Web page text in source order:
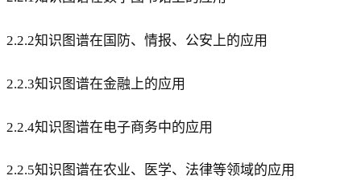
2.2.2知识图谱在国防、情报、公安上的应用
2.2.3知识图谱在金融上的应用
2.2.4知识图谱在电子商务中的应用
2.2.5知识图谱在农业、医学、法律等领域的应用